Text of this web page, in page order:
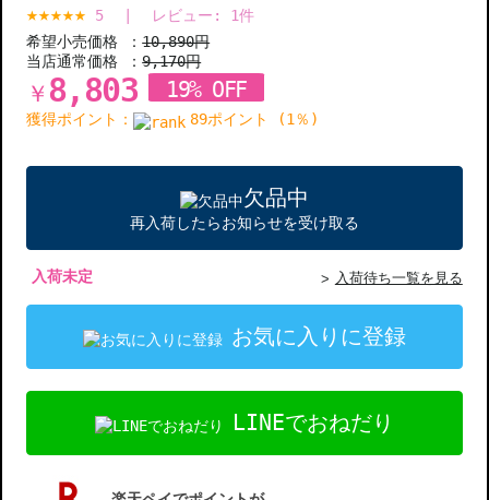
5 レビュー: 1件
希望小売価格 ：10,890円
当店通常価格 ：9,170円
￥ 8,803 19% OFF
獲得ポイント： 89ポイント (1％)
欠品中
再入荷したらお知らせを受け取る
入荷未定 入荷待ち一覧を見る
お気に入りに登録
LINEでおねだり